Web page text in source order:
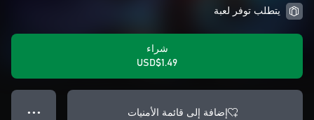
يتطلب توفر لعبة
شراء
USD$1.49
إضافة إلى قائمة الأمنيات ● ● ●